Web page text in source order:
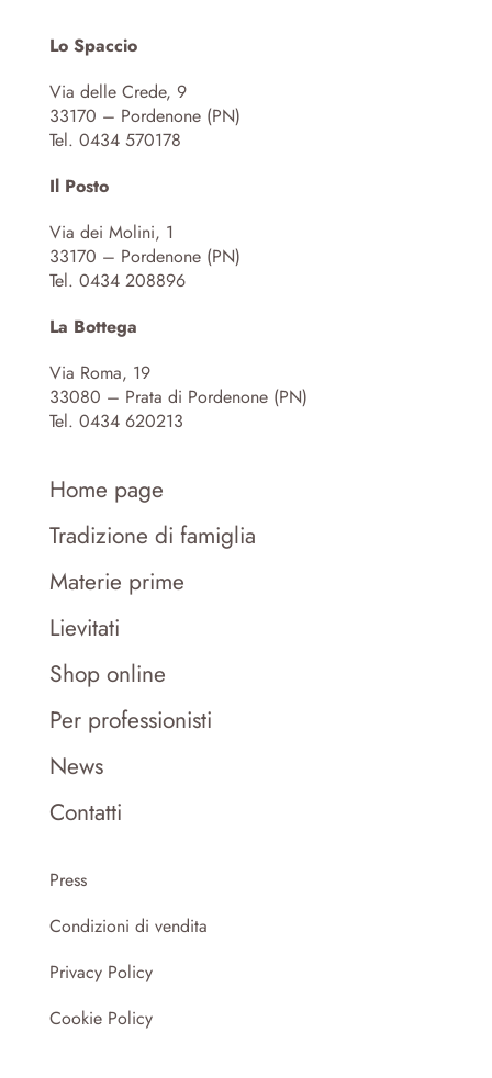
Lo Spaccio
Via delle Crede, 9
33170 – Pordenone (PN)
Tel. 0434 570178
Il Posto
Via dei Molini, 1
33170 – Pordenone (PN)
Tel. 0434 208896
La Bottega
Via Roma, 19
33080 – Prata di Pordenone (PN)
Tel. 0434 620213
Home page
Tradizione di famiglia
Materie prime
Lievitati
Shop online
Per professionisti
News
Contatti
Press
Condizioni di vendita
Privacy Policy
Cookie Policy